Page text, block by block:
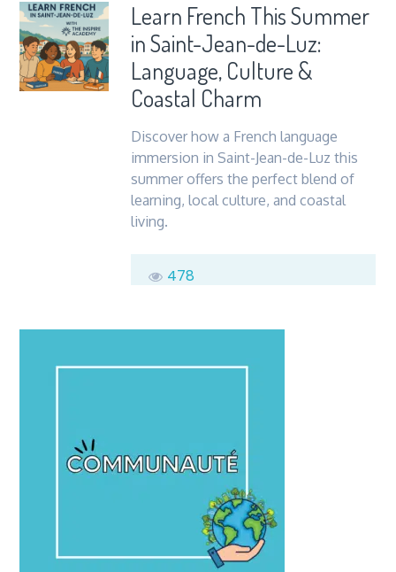
Learn French This Summer
in Saint-Jean-de-Luz:
Language, Culture &
Coastal Charm
Discover how a French language
immersion in Saint-Jean-de-Luz this
summer offers the perfect blend of
learning, local culture, and coastal
living.
478